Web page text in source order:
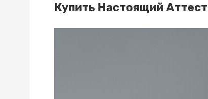
Купить Настоящий